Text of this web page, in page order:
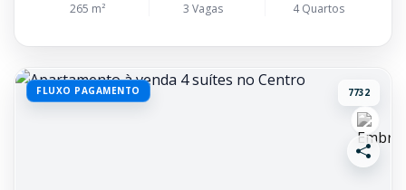
265 m² 3 Vagas 4 Quartos
FLUXO PAGAMENTO 7732